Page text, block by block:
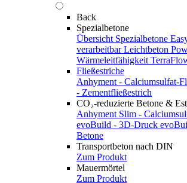
Back
Spezialbetone
Übersicht Spezialbetone
verarbeitbar Leichtbeton
Wärmeleitfähigkeit
Fließestriche
Anhyment - Calciumsulfat-
- Zementfließestrich
CO₂-reduzierte Betone &
Anhyment Slim -
evoBuild - 3D-Druck
Betone
Transportbeton nach DIN
Zum Produkt
Mauermörtel
Zum Produkt